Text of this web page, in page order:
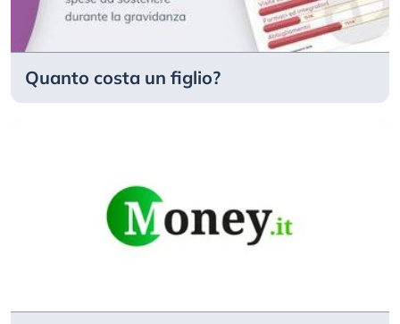
Quanto costa un figlio?